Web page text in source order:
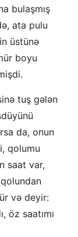
bulaşmış
ata pulu
üstünə
boyu
tuş gələn
da, onun
qolumu
saat var,
və deyir:
öz saatımı